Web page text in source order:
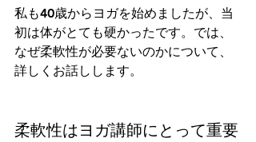
私も40歳からヨガを始めましたが、当
初は体がとても硬かったです。では、
なぜ柔軟性が必要ないのかについて、
詳しくお話しします。
柔軟性はヨガ講師にとって重要